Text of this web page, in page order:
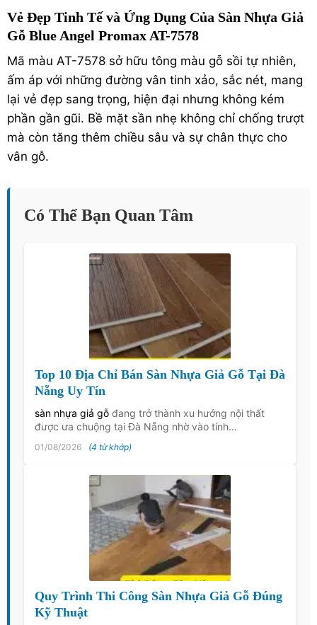
Vẻ Đẹp Tinh Tế và Ứng Dụng Của Sàn Nhựa Giả
Gỗ Blue Angel Promax AT-7578
Mã màu AT-7578 sở hữu tông màu gỗ sồi tự nhiên,
ấm áp với những đường vân tinh xảo, sắc nét, mang
lại vẻ đẹp sang trọng, hiện đại nhưng không kém
phần gần gũi. Bề mặt sần nhẹ không chỉ chống trượt
mà còn tăng thêm chiều sâu và sự chân thực cho
vân gỗ.
Có Thể Bạn Quan Tâm
Top 10 Địa Chỉ Bán Sàn Nhựa Giả Gỗ Tại Đà
Nẵng Uy Tín
sàn nhựa giả gỗ đang trở thành xu hướng nội thất
được ưa chuộng tại Đà Nẵng nhờ vào tính…
01/08/2026 (4 từ khớp)
Quy Trình Thi Công Sàn Nhựa Giả Gỗ Đúng
Kỹ Thuật